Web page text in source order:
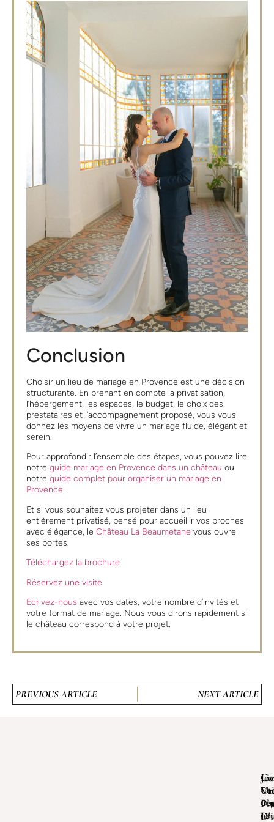
Conclusion
Choisir un lieu de mariage en Provence est une décision
structurante. En prenant en compte la privatisation,
l’hébergement, les espaces, le budget, le choix des
prestataires et l’accompagnement proposé, vous vous
donnez les moyens de vivre un mariage fluide, élégant et
serein.
Pour approfondir l’ensemble des étapes, vous pouvez lire
notreguide mariage en Provence dans un château ou
notreguide complet pour organiser un mariage en
Provence.
Et si vous souhaitez vous projeter dans un lieu
entièrement privatisé, pensé pour accueillir vos proches
avec élégance, leChâteau La Beaumetane vous ouvre
ses portes.
Téléchargez la brochure
Réservez une visite
Écrivez-nous avec vos dates, votre nombre d’invités et
votre format de mariage. Nous vous dirons rapidement si
le château correspond à votre projet.
PREVIOUS ARTICLE NEXT ARTICLE
Je
10